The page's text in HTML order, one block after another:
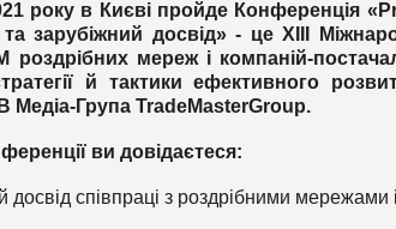
року в Києві пройде Конференція
та зарубіжний досвід» - це XIII
роздрібних мереж і компаній-
й тактики ефективного
Медіа-Група TradeMasterGroup.
ви довідаєтеся:
співпраці з роздрібними